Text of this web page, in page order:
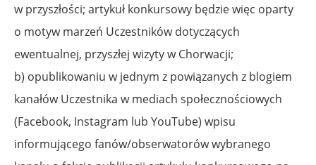
w przyszłości; artykuł konkursowy będzie więc oparty
o motyw marzeń Uczestników dotyczących
ewentualnej, przyszłej wizyty w Chorwacji;
b) opublikowaniu w jednym z powiązanych z blogiem
kanałów Uczestnika w mediach społecznościowych
(Facebook, Instagram lub YouTube) wpisu
informującego fanów/obserwatorów wybranego